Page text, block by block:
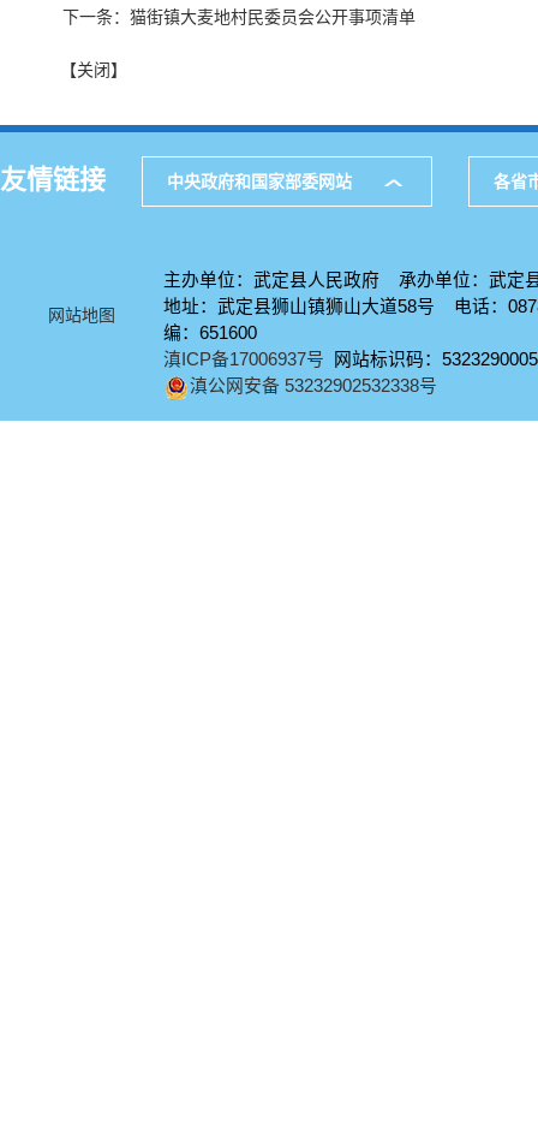
下一条：猫街镇大麦地村民委员会公开事项清单
【关闭】
友情链接 中央政府和国家部委网站 各省
网站地图
主办单位：武定县人民政府 承办单位：武定
地址：武定县狮山镇狮山大道58号 电话：
编：651600
滇ICP备17006937号 网站标识码：5323290005
滇公网安备 53232902532338号